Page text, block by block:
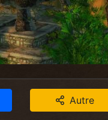
Autre